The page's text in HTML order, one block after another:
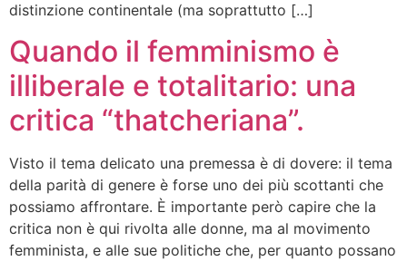
distinzione continentale (ma soprattutto […]
Quando il femminismo è
illiberale e totalitario: una
critica “thatcheriana”.
Visto il tema delicato una premessa è di dovere: il tema
della parità di genere è forse uno dei più scottanti che
possiamo affrontare. È importante però capire che la
critica non è qui rivolta alle donne, ma al movimento
femminista, e alle sue politiche che, per quanto possano